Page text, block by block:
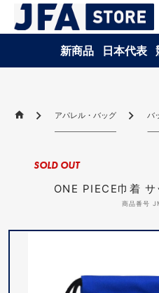
新商品 日本代表
アパレル・バッグ バ
ONE PIECE巾着
商品番号
SOLD OUT